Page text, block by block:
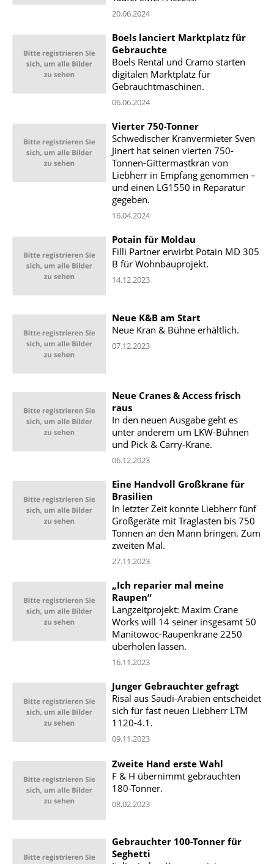
20.06.2024
Boels lanciert Marktplatz für
Gebrauchte
Boels Rental und Cramo starten
digitalen Marktplatz für
Gebrauchtmaschinen.
06.06.2024
Vierter 750-Tonner
Schwedischer Kranvermieter Sven
Jinert hat seinen vierten 750-
Tonnen-Gittermastkran von
Liebherr in Empfang genommen –
und einen LG1550 in Reparatur
gegeben.
16.04.2024
Potain für Moldau
Filli Partner erwirbt Potain MD 305
B für Wohnbauprojekt.
14.12.2023
Neue K&B am Start
Neue Kran & Bühne erhältlich.
07.12.2023
Neue Cranes & Access frisch
raus
In den neuen Ausgabe geht es
unter anderem um LKW-Bühnen
und Pick & Carry-Krane.
06.12.2023
Eine Handvoll Großkrane für
Brasilien
In letzter Zeit konnte Liebherr fünf
Großgeräte mit Traglasten bis 750
Tonnen an den Mann bringen. Zum
zweiten Mal.
27.11.2023
„Ich reparier mal meine
Raupen“
Langzeitprojekt: Maxim Crane
Works will 14 seiner insgesamt 50
Manitowoc-Raupenkrane 2250
überholen lassen.
16.11.2023
Junger Gebrauchter gefragt
Risal aus Saudi-Arabien entscheidet
sich für fast neuen Liebherr LTM
1120-4.1.
09.11.2023
Zweite Hand erste Wahl
F & H übernimmt gebrauchten
180-Tonner.
08.02.2023
Gebrauchter 100-Tonner für
Seghetti